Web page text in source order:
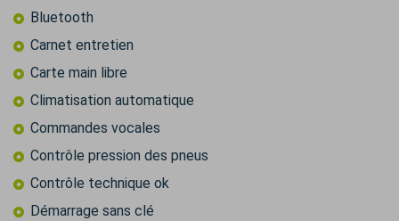
Bluetooth
Carnet entretien
Carte main libre
Climatisation automatique
Commandes vocales
Contrôle pression des pneus
Contrôle technique ok
Démarrage sans clé